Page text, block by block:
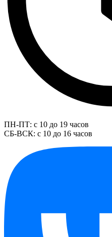
ПН-ПТ: с 10 до 19 часов
СБ-ВСК: с 10 до 16 часов